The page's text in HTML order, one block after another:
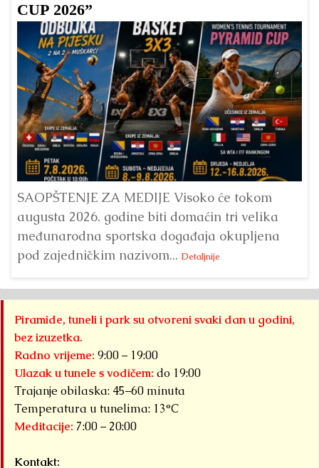
CUP 2026”
SAOPŠTENJE ZA MEDIJE Visoko će tokom
augusta 2026. godine biti domaćin tri velika
međunarodna sportska događaja okupljena
pod zajedničkim nazivom... Detaljnije
Piramide, tuneli i park su otvoreni svaki dan u godini,
bez izuzetka.
Radno vrijeme: 9:00 – 19:00
Ulazak u tunele s vodičem: do 19:00
Trajanje obilaska: 45–60 minuta
Temperatura u tunelima: 13°C
Meditacije: 7:00 – 20:00
Kontakt: